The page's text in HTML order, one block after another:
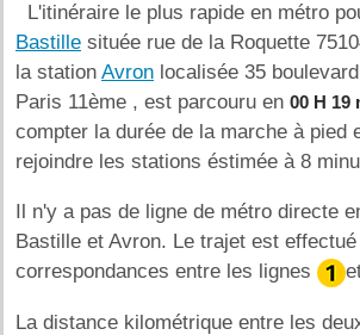
L'itinéraire le plus rapide en métro
Bastille située rue de la Roquette
la station Avron localisée 35
Paris 11ème , est parcouru en 00 H 19
compter la durée de la marche à pied
rejoindre les stations éstimée à 8
Il n'y a pas de ligne de métro directe
Bastille et Avron. Le trajet est
correspondances entre les lignes
La distance kilométrique entre les